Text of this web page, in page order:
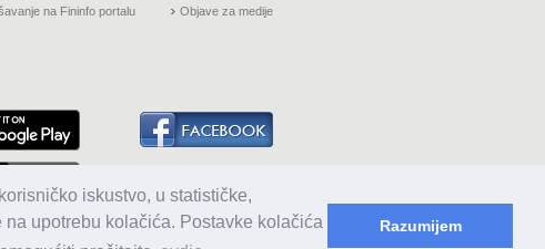
iskustvo, u statističke,
upotrebu kolačića. Postavke kolačića
Razumijem
na Fininfo portalu
Objave za medije